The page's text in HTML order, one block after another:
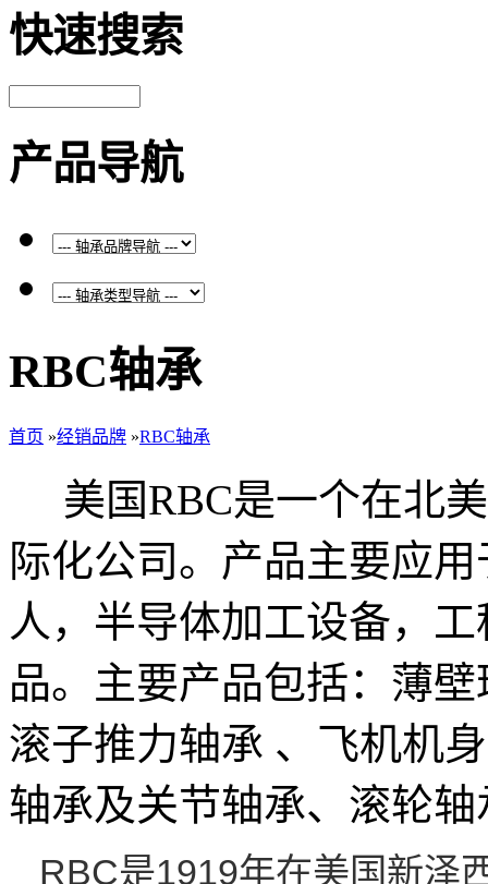
快速搜索
产品导航
RBC轴承
首页 »经销品牌 »RBC轴承
美国RBC是一个在北
际化公司。产品主要应
人，半导体加工设备，
品。主要产品包括：薄
滚子推力轴承 、飞机机
轴承及关节轴承、滚轮
RBC是1919年在美国新泽